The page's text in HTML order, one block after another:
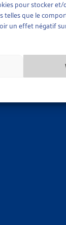
pour stocker
telles que le
un effet négatif